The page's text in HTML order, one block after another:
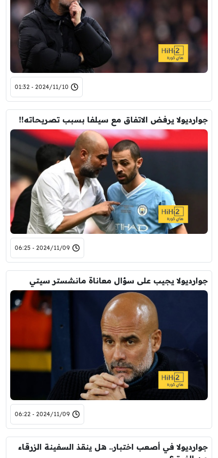
2024/11/10 - 01:32
جوارديولا يرفض الاتفاق مع سيلفا بسبب تصريحاته!!
2024/11/09 - 06:25
جوارديولا يجيب على سؤال معاناة مانشستر سيتي
2024/11/09 - 06:22
جوارديولا في أصعب اختبار.. هل ينقذ السفينة الزرقاء